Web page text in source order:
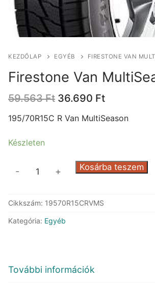
KEZDŐLAP EGYÉB FIRESTONE VAN
Firestone Van
59.563Ft Original
was:
36.690 FtCurrent
is:
195/70R15C R Van MultiSeason
Készleten
Firestone
mennyiség
- + Kosárba teszem
Cikkszám: 19570R15CRVMS
Kategória: Egyéb
További információk